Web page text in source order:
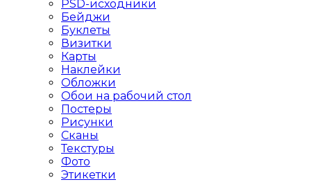
PSD-исходники
Бейджи
Буклеты
Визитки
Карты
Наклейки
Обложки
Обои на рабочий стол
Постеры
Рисунки
Сканы
Текстуры
Фото
Этикетки